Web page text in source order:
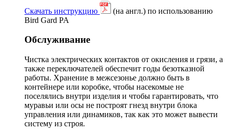
Скачать инструкцию
(на англ.) по использованию
Bird Gard PA
Обслуживание
Чистка электрических контактов от окисления и грязи, а
также переключателей обеспечит годы безотказной
работы. Хранение в межсезонье должно быть в
контейнере или коробке, чтобы насекомые не
поселялись внутри изделия и чтобы гарантировать, что
муравьи или осы не построят гнезд внутри блока
управления или динамиков, так как это может вывести
систему из строя.